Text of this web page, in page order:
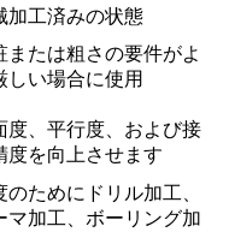
加工済みの状態
または粗さの要件がよ
しい場合に使用
度、平行度、および接
度を向上させます
のためにドリル加工、
マ加工、ボーリング加